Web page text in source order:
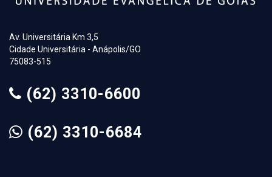
Av. Universitária Km 3,5
Cidade Universitária - Anápolis/GO
75083-515
(62) 3310-6600
(62) 3310-6684